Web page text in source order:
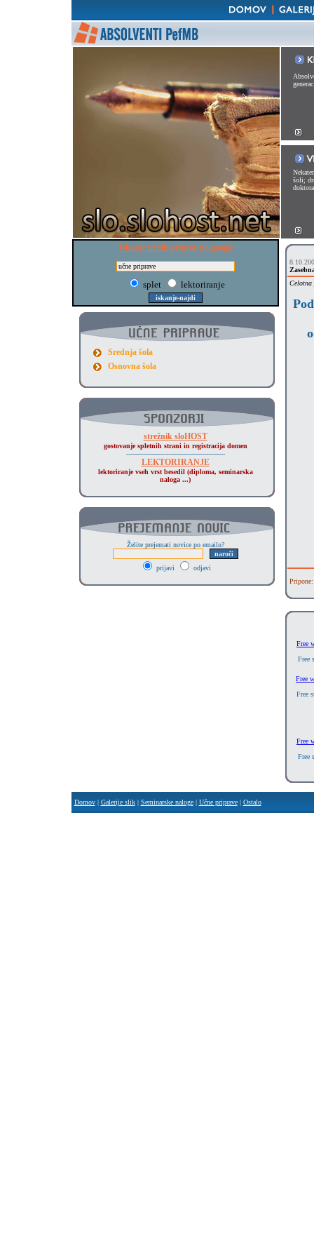
šoli;
Iskanje učnih priprav po google
splet lektoriranje
Srednja šola
Osnovna šola
strežnik sloHOST
gostovanje spletnih strani in registracija domen
-----------------------------------------------
LEKTORIRANJE
lektoriranje vseh vrst besedil (diploma, seminarska
naloga ...)
Želite prejemati novice po emailu?
prijavi odjavi
Free
Free
Free
Free
Free
Free
Domov| Galerije slik| Seminarske naloge| Učne priprave| Ostalo